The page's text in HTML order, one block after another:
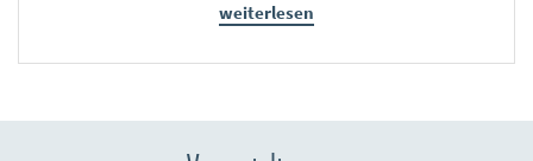
weiterlesen